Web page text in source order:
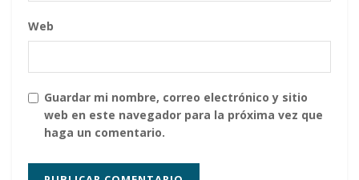
Web
Guardar mi nombre, correo electrónico y sitio
web en este navegador para la próxima vez que
haga un comentario.